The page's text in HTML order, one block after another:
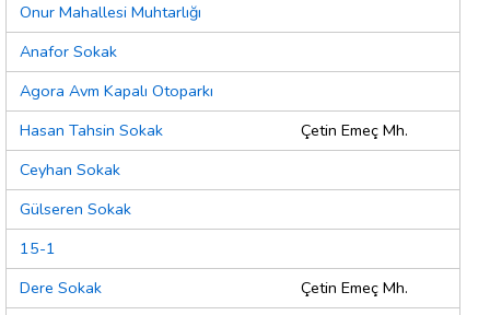
Onur Mahallesi Muhtarlığı
Anafor Sokak
Agora Avm Kapalı Otoparkı
Hasan Tahsin Sokak
Çetin Emeç Mh.
Ceyhan Sokak
Gülseren Sokak
15-1
Dere Sokak
Çetin Emeç Mh.